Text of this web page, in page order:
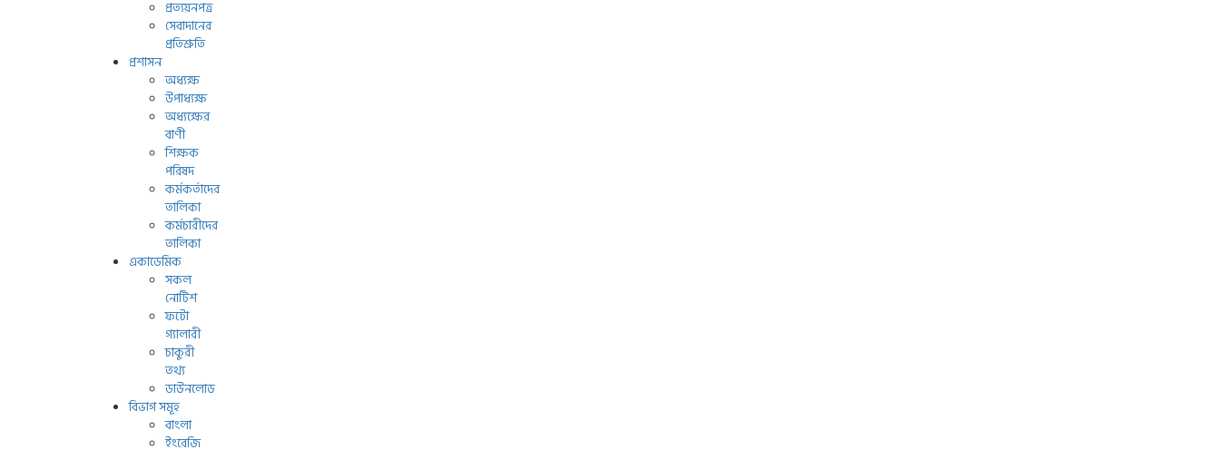
প্রত্যয়নপত্র
সেবাদানের
প্রতিশ্রুতি
প্রশাসন
অধ্যক্ষ
উপাধ্যক্ষ
অধ্যক্ষের
বাণী
শিক্ষক
পরিষদ
কর্মকর্তাদের
তালিকা
কর্মচারীদের
তালিকা
একাডেমিক
সকল
নোটিশ
ফটো
গ্যালারী
চাকুরী
তথ্য
ডাউনলোড
বিভাগ সমূহ
বাংলা
ইংরেজি